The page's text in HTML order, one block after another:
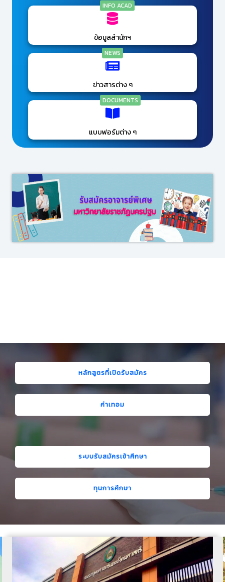
INFO ACAD
ข้อมูลสำนักฯ
NEWS
ข่าวสารต่าง ๆ
DOCUMENTS
แบบฟอร์มต่าง ๆ
หลักสูตรที่เปิดรับสมัคร
ค่าเทอม
ระบบรับสมัครเข้าศึกษา
ทุนการศึกษา